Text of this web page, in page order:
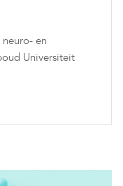
en
Universiteit